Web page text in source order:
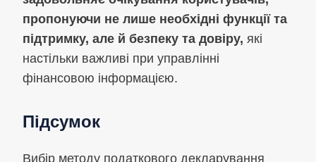
пропонуючи не лише необхідні функції та
підтримку, але й безпеку та довіру, які
настільки важливі при управлінні
фінансовою інформацією.
Підсумок
Вибір методу податкового декларування